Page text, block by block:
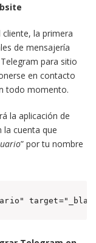
la primera
de mensajería
para sitio
en contacto
todo momento.
la aplicación de
la cuenta que
” por tu nombre